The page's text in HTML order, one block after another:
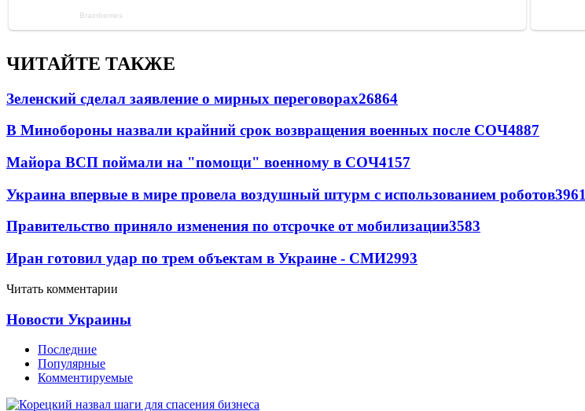
ЧИТАЙТЕ ТАКЖЕ
Зеленский сделал заявление о мирных переговорах26864
В Минобороны назвали крайний срок возвращения военных после СОЧ4887
Майора ВСП поймали на "помощи" военному в СОЧ4157
Украина впервые в мире провела воздушный штурм с использованием роботов3961
Правительство приняло изменения по отсрочке от мобилизации3583
Иран готовил удар по трем объектам в Украине - СМИ2993
Читать комментарии
Новости Украины
Последние
Популярные
Комментируемые